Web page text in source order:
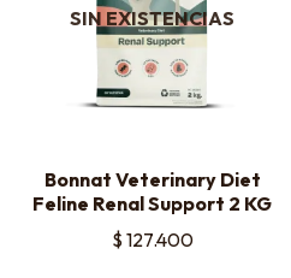
SIN EXISTENCIAS
Bonnat Veterinary Diet
Feline Renal Support 2 KG
$ 127.400